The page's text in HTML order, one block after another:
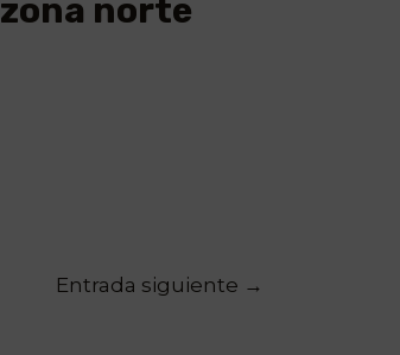
norte
Entrada siguiente →